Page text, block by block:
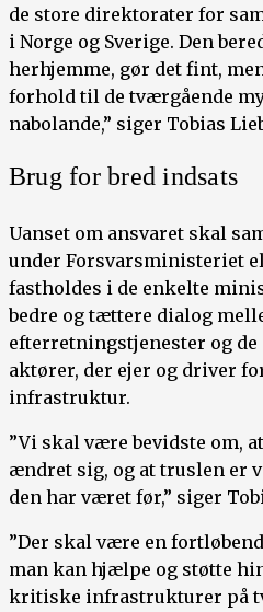
de store direktorater for
i Norge og Sverige. Den
herhjemme, gør det fint,
forhold til de tværgående
nabolande,” siger Tobias
Brug for bred indsats
Uanset om ansvaret skal
under Forsvarsministeriet
fastholdes i de enkelte
bedre og tættere dialog
efterretningstjenester og
aktører, der ejer og driver
infrastruktur.
”Vi skal være bevidste om,
ændret sig, og at truslen er
den har været før,” siger
”Der skal være en
man kan hjælpe og støtte
kritiske infrastrukturer på